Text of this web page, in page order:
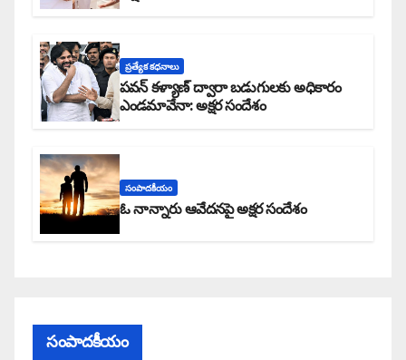
ప్రత్యేక కధనాలు
పవన్ కళ్యాణ్ ద్వారా బడుగులకు అధికారం
ఎండమావేనా: అక్షర సందేశం
సంపాదకీయం
ఓ నాన్నారు ఆవేదనపై అక్షర సందేశం
సంపాదకీయం